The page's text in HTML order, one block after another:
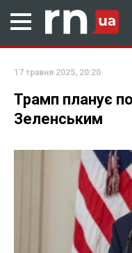
17 травня 2025, 20:20
Трамп планує
Зеленським